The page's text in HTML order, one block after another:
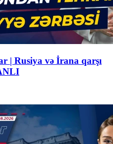
| Rusiya və İrana qarşı